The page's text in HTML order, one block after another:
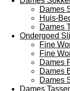
Dames
Huis-
Dames
Ondergoed
Fine
Fine
Dames
Dames
Dames
Dames